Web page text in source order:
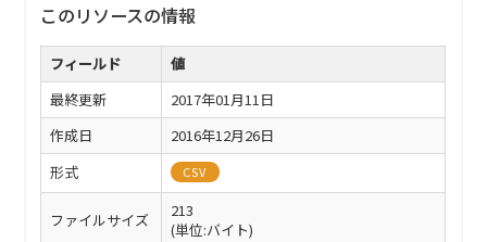
このリソースの情報
フィールド
値
最終更新
2017年01月11日
作成日
2016年12月26日
形式
CSV
ファイルサイズ
213
(単位:バイト)